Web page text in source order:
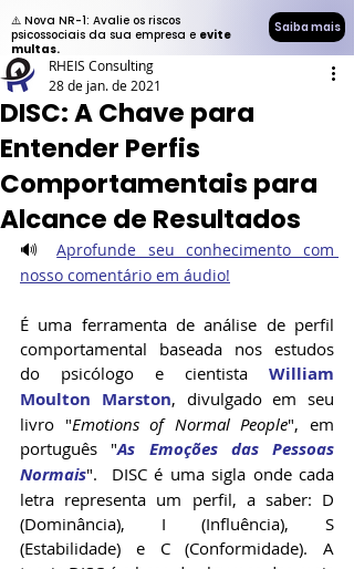
⚠️ Nova NR-1: Avalie os riscos
psicossociais da sua empresa e evite
multas.
Saiba mais
DISC: A Chave para
Entender Perfis
Comportamentais para
Alcance de Resultados
RHEIS Consulting
28 de jan. de 2021
🔊 Aprofunde seu conhecimento com
nosso comentário em áudio!
É uma ferramenta de análise de perfil
comportamental baseada nos estudos
do psicólogo e cientista William
Moulton Marston, divulgado em seu
livro "Emotions of Normal People", em
português "As Emoções das Pessoas
Normais".  DISC é uma sigla onde cada
letra representa um perfil, a saber: D
(Dominância), I (Influência), S
(Estabilidade) e C (Conformidade). A